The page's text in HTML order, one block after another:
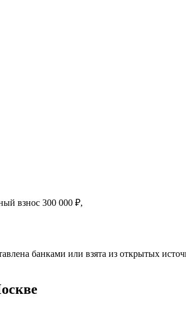
взнос 300 000 ₽,
банками или взята из открытых